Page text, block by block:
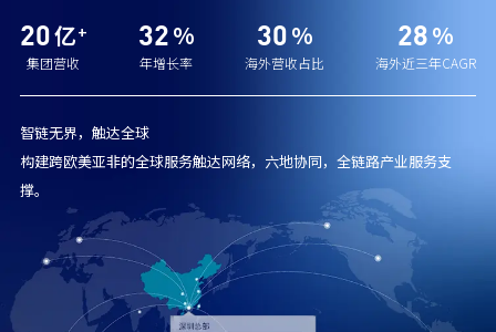
20亿+
集团营收
32%
年增长率
30%
海外营收占比
28%
海外近三年CAGR
智链无界，触达全球
构建跨欧美亚非的全球服务触达网络，六地协同，全链路产业服务支
撑。